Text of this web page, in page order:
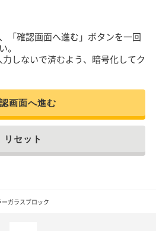
「確認画面へ進む」ボタンを一回
。
画面へ進む
リセット
ガラスブロック